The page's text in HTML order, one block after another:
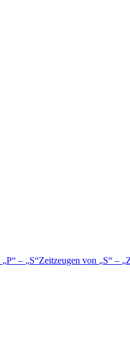
P – S Zeitzeugen von S –